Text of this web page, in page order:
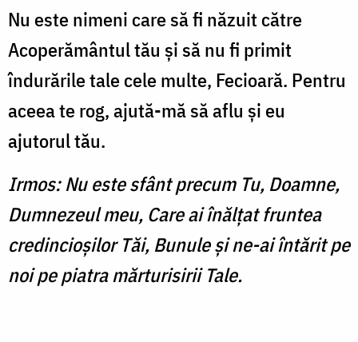
Nu este nimeni care să fi năzuit către
Acoperământul tău şi să nu fi primit
îndurările tale cele multe, Fecioară. Pentru
aceea te rog, ajută-mă să aflu şi eu
ajutorul tău.
Irmos: Nu este sfânt precum Tu, Doamne,
Dumnezeul meu, Care ai înălţat fruntea
credincioşilor Tăi, Bunule şi ne-ai întărit pe
noi pe piatra mărturisirii Tale.